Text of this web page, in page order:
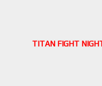
TITAN FIGHT